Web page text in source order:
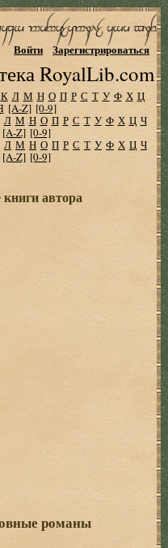
RoyalLib.com
Войти Зарегистрироваться
К Л М Н О П Р С Т У Ф Х Ц
[A-Z] [0-9]
Л М Н О П Р С Т У Ф Х Ц Ч
[A-Z] [0-9]
Л М Н О П Р С Т У Ф Х Ц Ч
[A-Z] [0-9]
автора
романы